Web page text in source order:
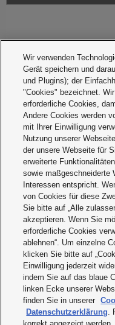
Akku Kompatibilität /
Akkupack
5,0Ah
4,2Ah
3,0Ah
2,0Ah
14,4V 4,2Ah
2,0Ah
Standardzubehör
Bodenbürste
Fugendüse
Verlängerungsrohr
Wir verwenden
Gerät speichern und
und Plugins); der
"Cookies" bezeichnet.
erforderliche Cookies,
Andere Cookies werden
mit Ihrer Einwilligung
Nutzung unserer
der unsere Webseite für
erweiterte
sowie maßgeschneiderte
Interessen entspricht.
von Cookies für diese
Sie bitte auf „Alle
akzeptieren. Wenn Sie
erforderliche Cookies
ablehnen“. Um einzelne
klicken Sie bitte auf
Einwilligung jederzeit
indem Sie auf das blaue
linken Ecke unserer
finden Sie in unserer
Datenschutzerklärung.